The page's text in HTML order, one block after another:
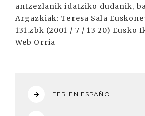
LEER EN ESPAÑOL